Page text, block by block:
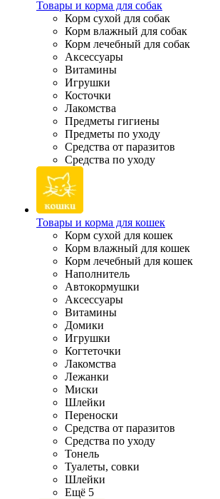
Товары и корма для собак
Корм сухой для собак
Корм влажный для собак
Корм лечебный для собак
Аксессуары
Витамины
Игрушки
Косточки
Лакомства
Предметы гигиены
Предметы по уходу
Средства от паразитов
Средства по уходу
Товары и корма для кошек
Корм сухой для кошек
Корм влажный для кошек
Корм лечебный для кошек
Наполнитель
Автокормушки
Аксессуары
Витамины
Домики
Игрушки
Когтеточки
Лакомства
Лежанки
Миски
Шлейки
Переноски
Средства от паразитов
Средства по уходу
Тонель
Туалеты, совки
Шлейки
Ещё 5